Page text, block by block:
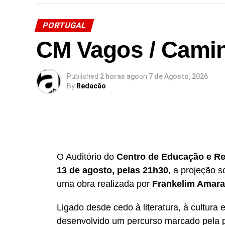
atividades e, acima de tudo, conviver e
Animação, antiguidades, colecionismo,
características deste certame.
No dia 9 de agosto… Vamos todos à
09h30– Manhãs em Movimento |
10h30– FaaVas Contadas | Hora do
11h00 – Workshop “Marcadores
PORTUGAL
CM Vagos /
Published 2 horas agoon 7 de Agosto, 2026
By Redacão
O Auditório do Centro de Educação e
13 de agosto, pelas 21h30, a projeção
uma obra realizada por Frankelim
Ligado desde cedo à literatura, à cultura
desenvolvido um percurso marcado